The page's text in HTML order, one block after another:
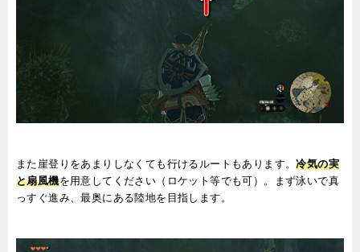
また崖登りをあまりしなくても行けるルートもあります。冷気の実
と扇風機を用意してください（ロケット等でも可）。まず泳いで真
っすぐ進み、最奥にある陸地を目指します。